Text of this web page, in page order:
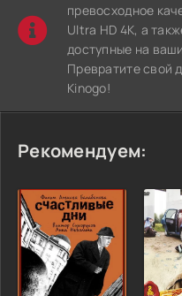
превосходное
Ultra HD 4K, а
доступные на
Превратите свой
Kinogo!
Рекомендуем: